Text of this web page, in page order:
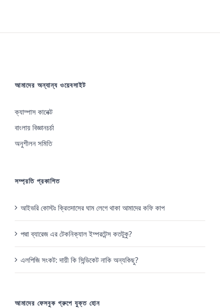
আমাদের অন্যান্য ওয়েবসাইট
ক্যাম্পাস কানেক্ট
বাংলায় বিজ্ঞানচর্চা
অনুশীলন সমিতি
সম্প্রতি প্রকাশিত
আইভরি কোস্টঃ ক্রিতদাসের ঘাম লেগে থাকা আমাদের কফি কাপ
পদ্মা ব্যারেজ এর টেকনিক্যাল ইম্পরটেন্স কতটুকু?
এলপিজি সংকট: দায়ী কি সিন্ডিকেট নাকি অন্যকিছু?
আমাদের ফেসবুক গ্রুপে যুক্ত হোন